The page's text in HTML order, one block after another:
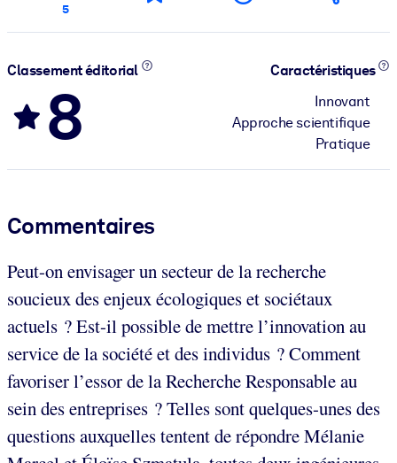
5
Classement éditorial
8
Caractéristiques
Innovant
Approche scientifique
Pratique
Commentaires
Peut-on envisager un secteur de la recherche
soucieux des enjeux écologiques et sociétaux
actuels ? Est-il possible de mettre l’innovation au
service de la société et des individus ? Comment
favoriser l’essor de la Recherche Responsable au
sein des entreprises ? Telles sont quelques-unes des
questions auxquelles tentent de répondre Mélanie